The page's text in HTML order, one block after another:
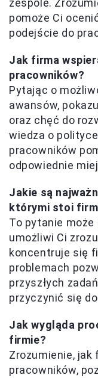
zespole.
pomoże Ci
podejście do
Jak firma
pracowników?
Pytając o
awansów,
oraz chęć do
wiedza o
pracowników
odpowiednie
Jakie są
którymi stoi
To pytanie
umożliwi Ci
koncentruje się
problemach
przyszłych
przyczynić się
Jak wygląda
firmie?
Zrozumienie,
pracowników,